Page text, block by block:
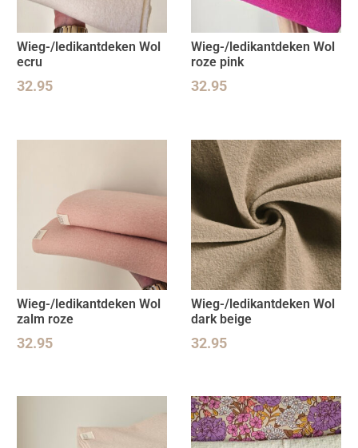
Wieg-/ledikantdeken Wol
ecru
32.95
Wieg-/ledikantdeken Wol
roze pink
32.95
Wieg-/ledikantdeken Wol
zalm roze
32.95
Wieg-/ledikantdeken Wol
dark beige
32.95